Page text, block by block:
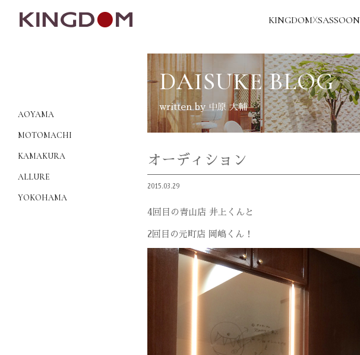
KINGDOMXSASSOON
AOYAMA
MOTOMACHI
KAMAKURA
ALLURE
YOKOHAMA
DAISUKE BLOG
written by 中原 大輔
オーディション
2015.03.29
4回目の青山店 井上くんと
2回目の元町店 岡嶋くん！